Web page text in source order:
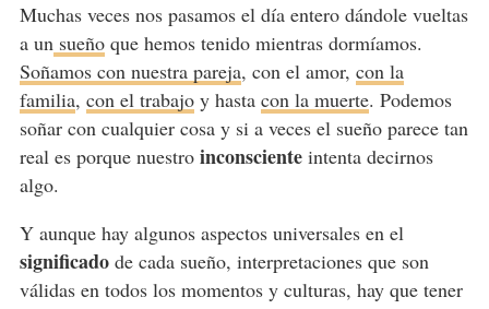
Muchas veces nos pasamos el día entero dándole vueltas
a unsueñoque hemos tenido mientras dormíamos.
Soñamos con nuestra pareja, con el amor, con la
familia, con el trabajoy hasta con la muerte. Podemos
soñar con cualquier cosa y si a veces el sueño parece tan
real es porque nuestro inconscienteintenta decirnos
algo.
Y aunque hay algunos aspectos universales en el
significadode cada sueño, interpretaciones que son
válidas en todos los momentos y culturas, hay que tener